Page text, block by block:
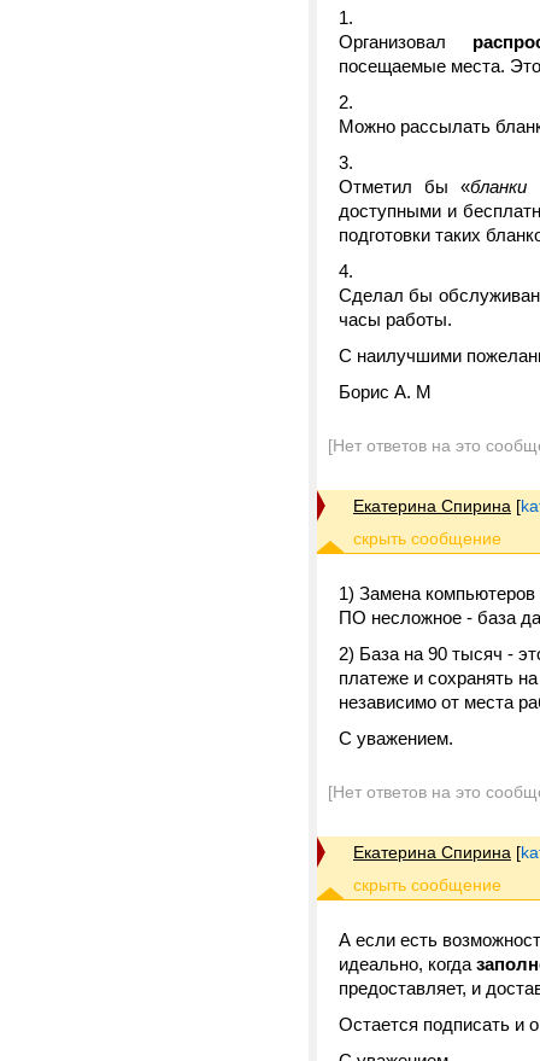
Организовал
посещаемые места.
Можно рассылать
Отметил бы «
доступными и
подготовки таких
Сделал бы
часы работы.
С наилучшими
Борис А. М
[Нет ответов на это
Екатерина Спирина [
1) Замена
ПО несложное - база
2) База на 90 тысяч -
платеже и сохранять
независимо от места
С уважением.
[Нет ответов на это
Екатерина Спирина [
А если есть
идеально, когда
предоставляет, и
Остается подписать и